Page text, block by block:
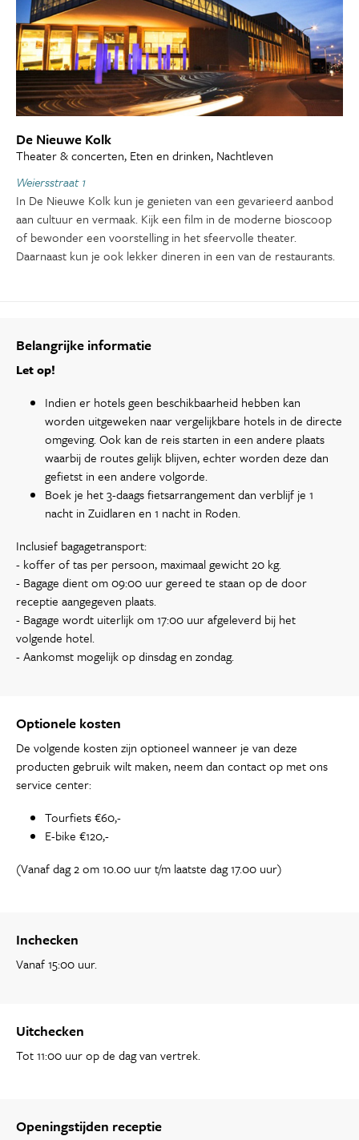
De Nieuwe Kolk
Theater & concerten, Eten en drinken, Nachtleven
Weiersstraat 1
In De Nieuwe Kolk kun je genieten van een gevarieerd aanbod
aan cultuur en vermaak. Kijk een film in de moderne bioscoop
of bewonder een voorstelling in het sfeervolle theater.
Daarnaast kun je ook lekker dineren in een van de restaurants.
Belangrijke informatie
Let op!
Indien er hotels geen beschikbaarheid hebben kan
worden uitgeweken naar vergelijkbare hotels in de directe
omgeving. Ook kan de reis starten in een andere plaats
waarbij de routes gelijk blijven, echter worden deze dan
gefietst in een andere volgorde.
Boek je het 3-daags fietsarrangement dan verblijf je 1
nacht in Zuidlaren en 1 nacht in Roden.
Inclusief bagagetransport:
- koffer of tas per persoon, maximaal gewicht 20 kg.
- Bagage dient om 09:00 uur gereed te staan op de door
receptie aangegeven plaats.
- Bagage wordt uiterlijk om 17:00 uur afgeleverd bij het
volgende hotel.
- Aankomst mogelijk op dinsdag en zondag.
Optionele kosten
De volgende kosten zijn optioneel wanneer je van deze
producten gebruik wilt maken, neem dan contact op met ons
service center:
Tourfiets €60,-
E-bike €120,-
(Vanaf dag 2 om 10.00 uur t/m laatste dag 17.00 uur)
Inchecken
Vanaf 15:00 uur.
Uitchecken
Tot 11:00 uur op de dag van vertrek.
Openingstijden receptie